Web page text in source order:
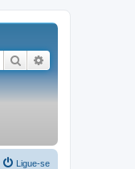
Pesquisar
Ligue-se